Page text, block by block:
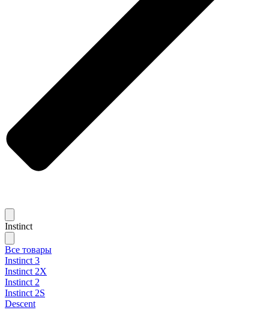
Instinct
Все товары
Instinct 3
Instinct 2X
Instinct 2
Instinct 2S
Descent